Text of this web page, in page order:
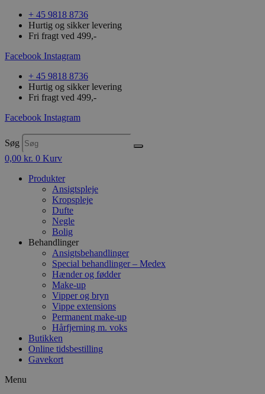
+ 45 9818 8736
Hurtig og sikker levering
Fri fragt ved 499,-
Facebook Instagram
+ 45 9818 8736
Hurtig og sikker levering
Fri fragt ved 499,-
Facebook Instagram
Søg
0,00 kr. 0 Kurv
Produkter
Ansigtspleje
Kropspleje
Dufte
Negle
Bolig
Behandlinger
Ansigtsbehandlinger
Special behandlinger – Medex
Hænder og fødder
Make-up
Vipper og bryn
Vippe extensions
Permanent make-up
Hårfjerning m. voks
Butikken
Online tidsbestilling
Gavekort
Menu